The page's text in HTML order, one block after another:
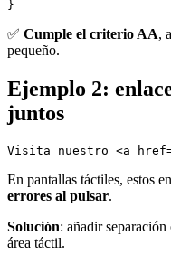
✅ Cumple el criterio AA,
pequeño.
Ejemplo 2:
juntos
En pantallas táctiles, estos
errores al pulsar.
Solución: añadir
área táctil.